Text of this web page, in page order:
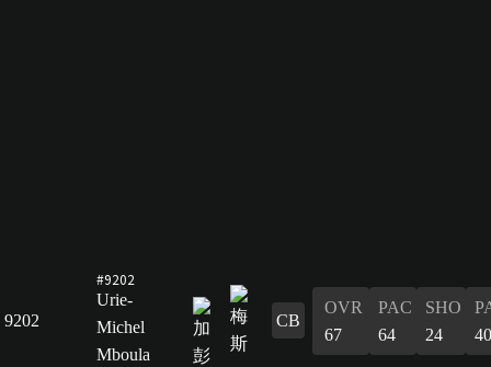
9202
#9202
Urie-
Michel
Mboula
CB
OVR
67
PAC
64
SHO
24
40